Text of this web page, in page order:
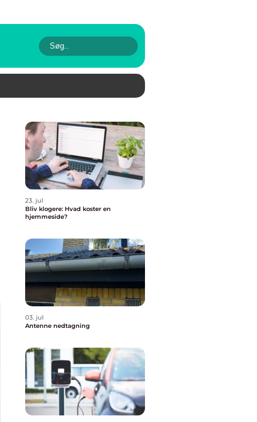
23. jul
Bliv klogere: Hvad koster en
hjemmeside?
03. jul
Antenne nedtagning